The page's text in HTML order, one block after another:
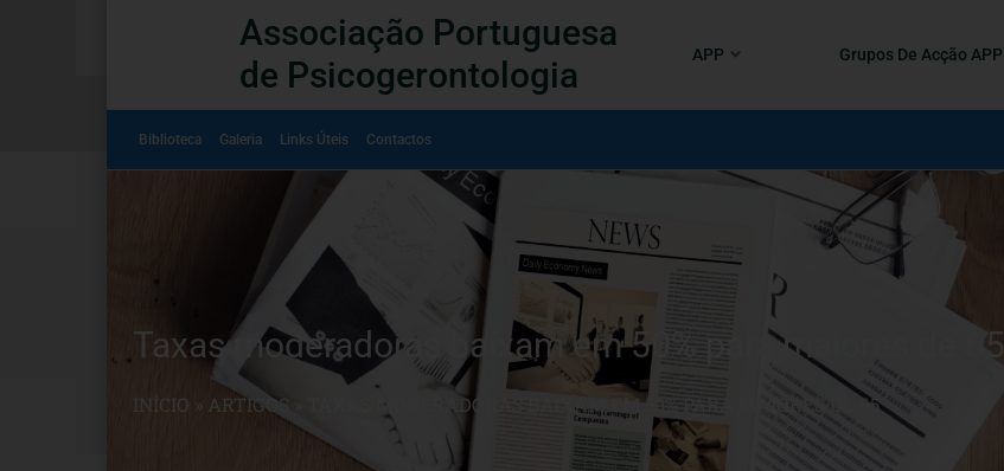
Associação Portuguesa
de Psicogerontologia
APP Grupos De Acção APP
Biblioteca Galeria Links Úteis Contactos
Taxas moderadoras baixam em 50% para maiores de 65
INÍCIO » ARTIGOS TAXAS MODERADORAS BAIXAM EM 50% PARA MAIORES DE 65